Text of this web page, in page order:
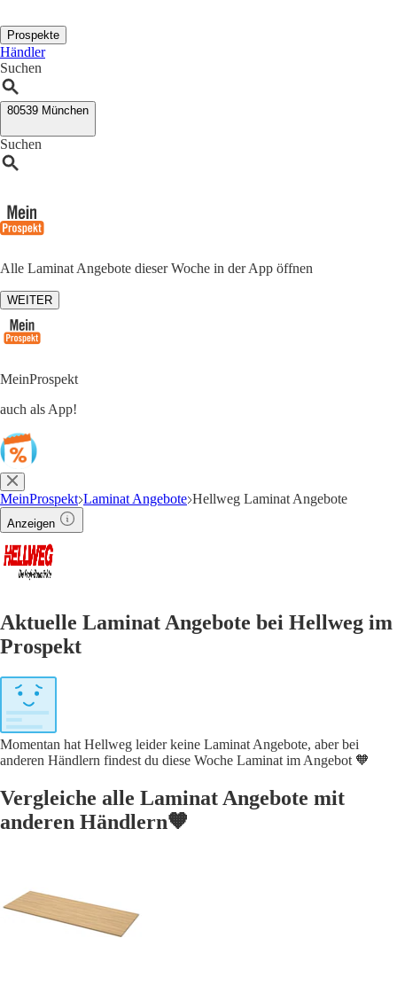
Prospekte
Händler
Suchen
80539 München
Suchen
Alle Laminat Angebote dieser Woche in der App öffnen
WEITER
MeinProspekt
auch als App!
MeinProspekt Laminat Angebote Hellweg Laminat Angebote
Anzeigen
Aktuelle Laminat Angebote bei Hellweg im
Prospekt
Momentan hat Hellweg leider keine Laminat Angebote, aber bei
anderen Händlern findest du diese Woche Laminat im Angebot 🧡
Vergleiche alle Laminat Angebote mit
anderen Händlern🧡